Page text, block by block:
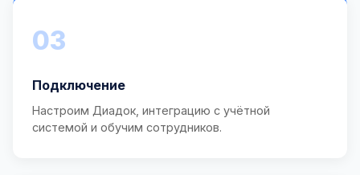
03
Подключение
Настроим Диадок, интеграцию с учётной
системой и обучим сотрудников.